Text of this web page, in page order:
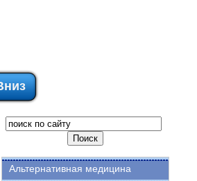
Альтернативная медицина